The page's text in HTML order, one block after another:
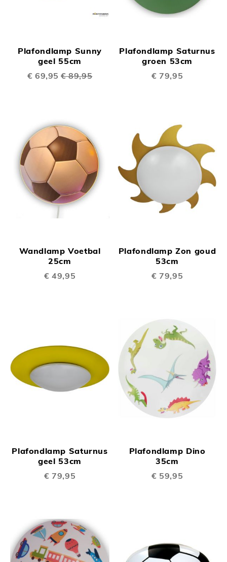
Plafondlamp Sunny
geel 55cm
Speciale
€ 69,95 € 89,95
Plafondlamp Saturnus
groen 53cm
€ 79,95
Wandlamp Voetbal
25cm
€ 49,95
Plafondlamp Zon goud
53cm
€ 79,95
Plafondlamp Saturnus
geel 53cm
€ 79,95
Plafondlamp Dino
35cm
€ 59,95